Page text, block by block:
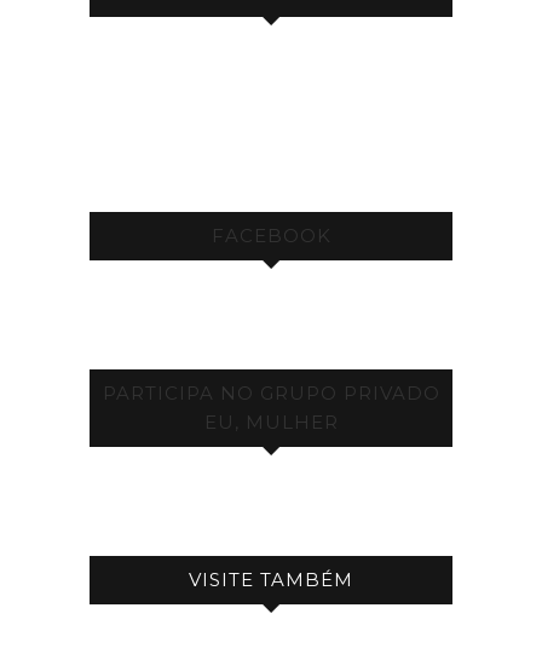
FACEBOOK
PARTICIPA NO GRUPO PRIVADO
EU, MULHER
VISITE TAMBÉM